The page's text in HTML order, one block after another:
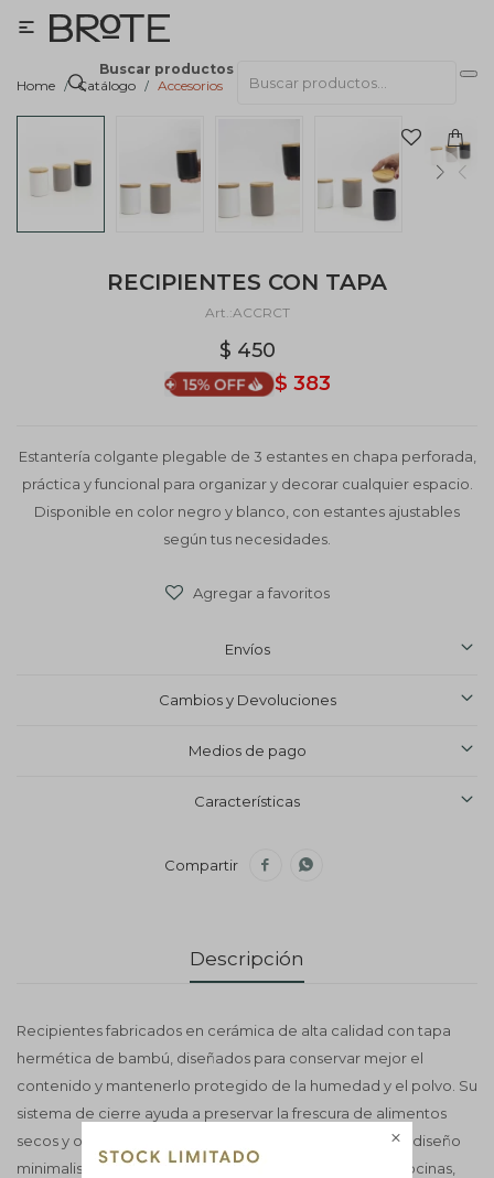

Buscar productos

Home Catálogo Accesorios
RECIPIENTES CON TAPA
ACCRCT
$ 450
$ 383
Estantería colgante plegable de 3 estantes en chapa perforada,
práctica y funcional para organizar y decorar cualquier espacio.
Disponible en color negro y blanco, con estantes ajustables
según tus necesidades.
Envíos
Cambios y Devoluciones
Medios de pago
Características
 
Descripción
Recipientes fabricados en cerámica de alta calidad con tapa
hermética de bambú, diseñados para conservar mejor el
contenido y mantenerlo protegido de la humedad y el polvo. Su
sistema de cierre ayuda a preservar la frescura de alimentos
secos y otros productos almacenados, mientras que su diseño
minimalista aporta un toque moderno y decorativo a cocinas,